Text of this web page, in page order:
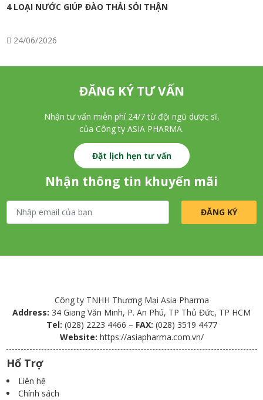
4 LOẠI NƯỚC GIÚP ĐÀO THẢI SỎI THẬN
24/06/2026
ĐĂNG KÝ TƯ VẤN
Nhận tư vấn miễn phí 24/7 từ đội ngũ dược sĩ,
của Công ty ASIA PHARMA.
Đặt lịch hẹn tư vấn
Nhận thông tin khuyến mãi
Công ty TNHH Thương Mại Asia Pharma
Address: 34 Giang Văn Minh, P. An Phú, TP Thủ Đức, TP HCM
Tel: (028) 2223 4466 – FAX: (028) 3519 4477
Website: https://asiapharma.com.vn/
Hổ Trợ
Liên hệ
Chính sách